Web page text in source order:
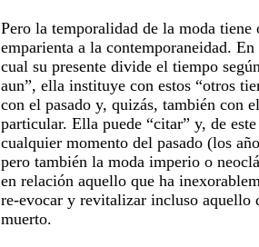
Pero la temporalidad de la moda tiene
emparienta a la contemporaneidad.
cual su presente divide el tiempo
aun”, ella instituye con estos “otros
con el pasado y, quizás, también con
particular. Ella puede “citar” y, de
cualquier momento del pasado (los
pero también la moda imperio o
en relación aquello que ha
re-evocar y revitalizar incluso aquello
muerto.